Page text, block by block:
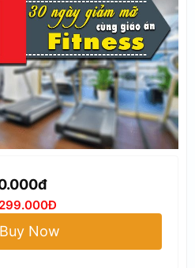
299.000Đ
Buy Now